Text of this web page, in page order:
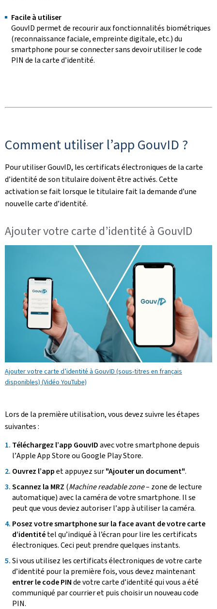
Facile à utiliser
GouvID permet de recourir aux fonctionnalités biométriques
(reconnaissance faciale, empreinte digitale, etc.) du
smartphone pour se connecter sans devoir utiliser le code
PIN de la carte d’identité.
Comment utiliser l’app GouvID ?
Pour utiliser GouvID, les certificats électroniques de la carte
d’identité de son titulaire doivent être activés. Cette
activation se fait lorsque le titulaire fait la demande d’une
nouvelle carte d’identité.
Ajouter votre carte d’identité à GouvID
Ajouter votre carte d’identité à GouvID (sous-titres en français
disponibles) (Vidéo YouTube)
Lors de la première utilisation, vous devez suivre les étapes
suivantes :
Téléchargez l’app GouvIDavec votresmartphonedepuis
l’Apple App StoreouGoogle Play Store.
Ouvrez l’appet appuyez sur"Ajouter un document".
Scannez la MRZ (Machine readable zone– zone de lecture
automatique) avec la caméra de votresmartphone. Il se
peut que vous deviez autoriser l’appà utiliser la caméra.
Posez votresmartphonesur la face avant de votre carte
d’identitétel qu’indiqué à l’écran pour lire les certificats
électroniques. Ceci peut prendre quelques instants.
Si vous utilisez les certificats électroniques de votre carte
d’identité pour la première fois, vous devez maintenant
entrer le code PINde votre carte d’identité qui vous a été
communiqué par courrier et puis choisir un nouveau code
PIN.